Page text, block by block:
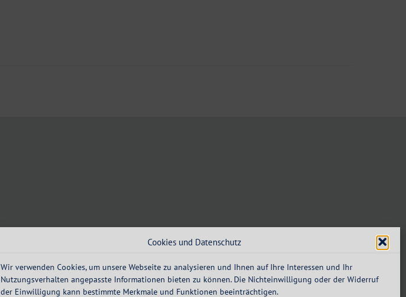
Cookies und Datenschutz
Wir verwenden Cookies, um unsere Webseite zu analysieren und Ihnen auf Ihre Interessen und Ihr
Nutzungsverhalten angepasste Informationen bieten zu können. Die Nichteinwilligung oder der Widerruf
der Einwilligung kann bestimmte Merkmale und Funktionen beeinträchtigen.